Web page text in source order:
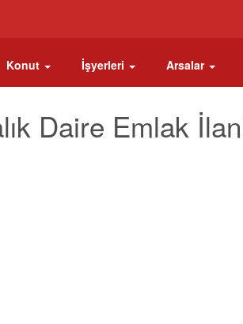
Konut İşyerleri Arsalar
Daire Emlak